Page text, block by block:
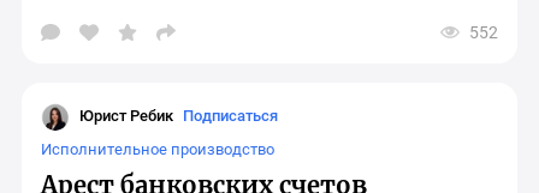
Открыть
сетей
шаринга
552
Юрист Ребик Подписаться
Исполнительное производство
Арест банковских счетов